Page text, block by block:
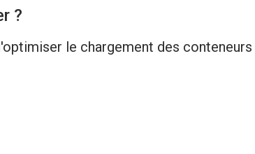
?
le chargement des